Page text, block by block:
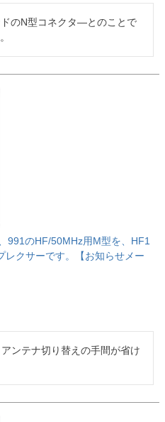
のN型コネクタ―とのことで
991のHF/50MHz用M型を、HF1
クサーです。【お知らせメー
ンテナ切り替えの手間が省け